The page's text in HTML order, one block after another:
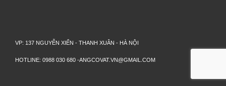
VP: 137 NGUYỄN XIỂN - THANH XUÂN - HÀ NỘI
HOTLINE: 0988 030 680 -ANGCOVAT.VN@GMAIL.COM